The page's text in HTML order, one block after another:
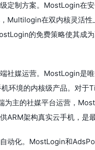
定制方案。MostLogin在
Multilogin在双内核灵活性
的免费策略使其成
社媒运营。MostLogin是
环境的内核级产品。对于
为主的社媒平台运营，
ARM架构真实云手机，是最
动化。MostLogin和